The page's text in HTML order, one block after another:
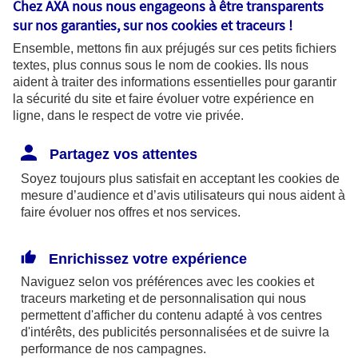
Un médecin est dit conventionné lorsqu’il est
signataire de la convention médicale (conventionné
1 ou 2). Les médecins non-signataires sont quant à
eux non conventionnés. Lorsqu’il est conventionné
convention médicale sans dépassements
d’honoraires (sauf exception). Les tarifs de cette
convention sont ceux servant de base lors du
Éviter les dépassements d’honoraires grâce à
un médecin conventionné
Lorsqu’elle est malade, Géraldine se rend chez un
médecin conventionné proche de son domicile.
Chez AXA nous nous engageons à être transparents
sur nos garanties, sur noscookies et traceurs !
Ensemble, mettons fin aux préjugés sur ces petits fichiers
textes, plus connus sous le nom de cookies. Ils nous
aident à traiter des informations essentielles pour garantir
la sécurité du site et faire évoluer votre expérience en
ligne, dans le respect de votre vie privée.
Partagez vos attentes
Soyez toujours plus satisfait en acceptant les cookies de
mesure d’audience et d’avis utilisateurs qui nous aident à
faire évoluer nos offres et nos services.
Enrichissez votre expérience
Naviguez selon vos préférences avec les cookies et
traceurs marketing et de personnalisation qui nous
permettent d'afficher du contenu adapté à vos centres
d'intérêts, des publicités personnalisées et de suivre la
performance de nos campagnes.